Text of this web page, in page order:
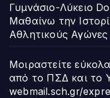
Γυμνάσιο-Λύκειο
Μαθαίνω την
Αθλητικούς Αγώνες
Μοιραστείτε
από το ΠΣΔ και το
webmail.sch.gr/